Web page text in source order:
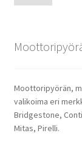
Moottoripyörän,
valikoima eri
Bridgestone,
Mitas, Pirelli.